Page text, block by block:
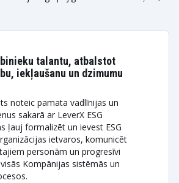
talantu, atbalstot
iekļaušanu un dzimumu
noteic pamata vadlīnijas un
sakarā ar LeverX ESG
ļauj formalizēt un ievest ESG
ietvaros, komunicēt
personām un progresīvi
Kompānijas sistēmās un